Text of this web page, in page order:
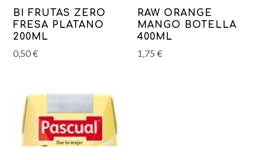
BI FRUTAS ZERO
FRESA PLATANO
200ML
0,50€
RAW ORANGE
MANGO BOTELLA
400ML
1,75€